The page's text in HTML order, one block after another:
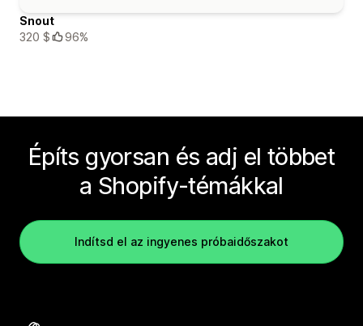
Snout
320 $
96%
Építs gyorsan és adj el többet
a Shopify-témákkal
Indítsd el az ingyenes próbaidőszakot